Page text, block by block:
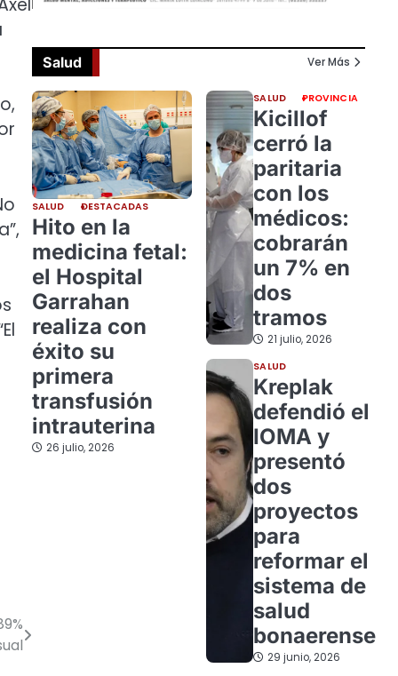
Salud Ver Más
SALUD DESTACADAS
Hito en la
medicina fetal:
el Hospital
Garrahan
realiza con
éxito su
primera
transfusión
intrauterina
26 julio, 2026
SALUD PROVINCIA
Kicillof
cerró la
paritaria
con los
médicos:
cobrarán
un 7% en
dos
tramos
21 julio, 2026
SALUD
Kreplak
defendió el
IOMA y
presentó
dos
proyectos
para
reformar el
sistema de
salud
bonaerense
29 junio, 2026